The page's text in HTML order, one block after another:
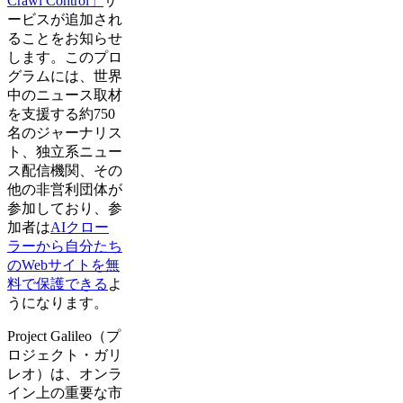
ービスが追加され
ることをお知らせ
します。このプロ
グラムには、世界
中のニュース取材
を支援する約750
名のジャーナリス
ト、独立系ニュー
ス配信機関、その
他の非営利団体が
参加しており、参
加者はAIクロー
ラーから自分たち
のWebサイトを無
料で保護できる よ
うになります。
Project Galileo（プ
ロジェクト・ガリ
レオ）は、オンラ
イン上の重要な市